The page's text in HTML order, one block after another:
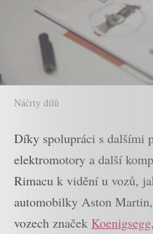
Náčrty dílů
Díky spolupráci s dalšími
elektromotory a další
Rimacu k vidění u vozů,
automobilky Aston
vozech značek Koenigsegg